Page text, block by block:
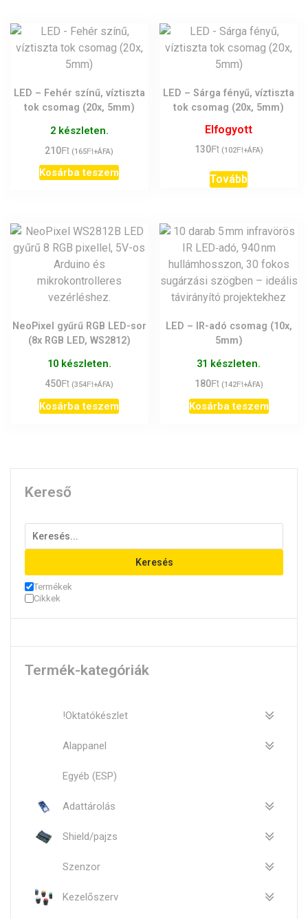
LED – Fehér színű, víztiszta
tok csomag (20x, 5mm)
2 készleten.
210Ft (165Ft+ÁFA)
Kosárba teszem
LED – Sárga fényű, víztiszta
tok csomag (20x, 5mm)
Elfogyott
130Ft (102Ft+ÁFA)
Tovább
NeoPixel gyűrű RGB LED-sor
(8x RGB LED, WS2812)
10 készleten.
450Ft (354Ft+ÁFA)
Kosárba teszem
LED – IR-adó csomag (10x,
5mm)
31 készleten.
180Ft (142Ft+ÁFA)
Kosárba teszem
Kereső
Keresés
Termékek
Cikkek
Termék-kategóriák
!Oktatókészlet
Alappanel
Egyéb (ESP)
Adattárolás
Shield/pajzs
Szenzor
Kezelőszerv